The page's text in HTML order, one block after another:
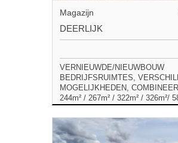
Magazijn
DEERLIJK
VERNIEUWDE/NIEUWBOUW
BEDRIJFSRUIMTES,
MOGELIJKHEDEN,
244m² / 267m² / 322m² / 326m²/